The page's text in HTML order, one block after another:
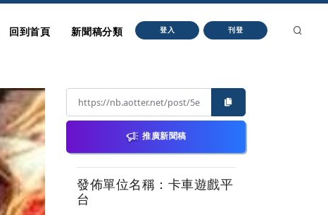
回到首頁 新聞稿分類 登入 刊登
推廣新聞稿
發佈單位名稱：卡車遊戲平
台